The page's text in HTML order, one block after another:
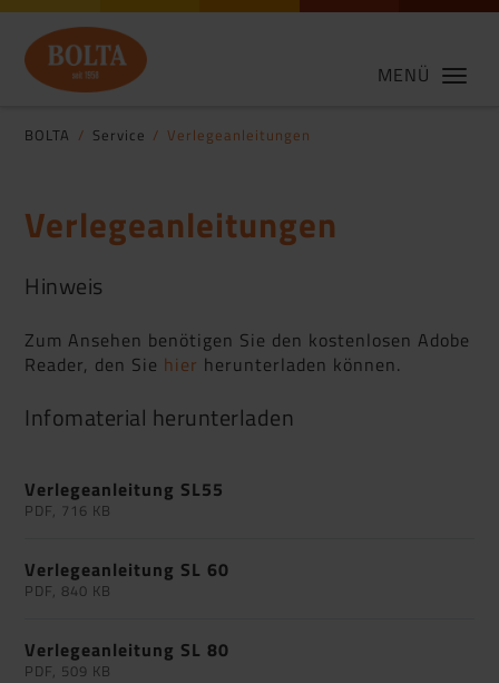
MENÜ
BOLTA Service Verlegeanleitungen
Verlegeanleitungen
Hinweis
Zum Ansehen benötigen Sie den kostenlosen Adobe
Reader, den Sie hier herunterladen können.
Infomaterial herunterladen
Verlegeanleitung SL55
PDF, 716 KB
Verlegeanleitung SL 60
PDF, 840 KB
Verlegeanleitung SL 80
PDF, 509 KB